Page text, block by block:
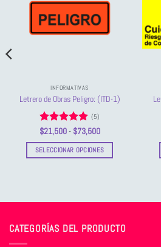
INFORMATIVAS
Letrero de Obras Peligro: (ITD-1)
Valorado
con5de 5
(5)
$21,500 - $73,500Rango
precios:
desde
SELECCIONAR OPCIONES
múltiples
Las
CATEGORÍAS DEL PRODUCTO